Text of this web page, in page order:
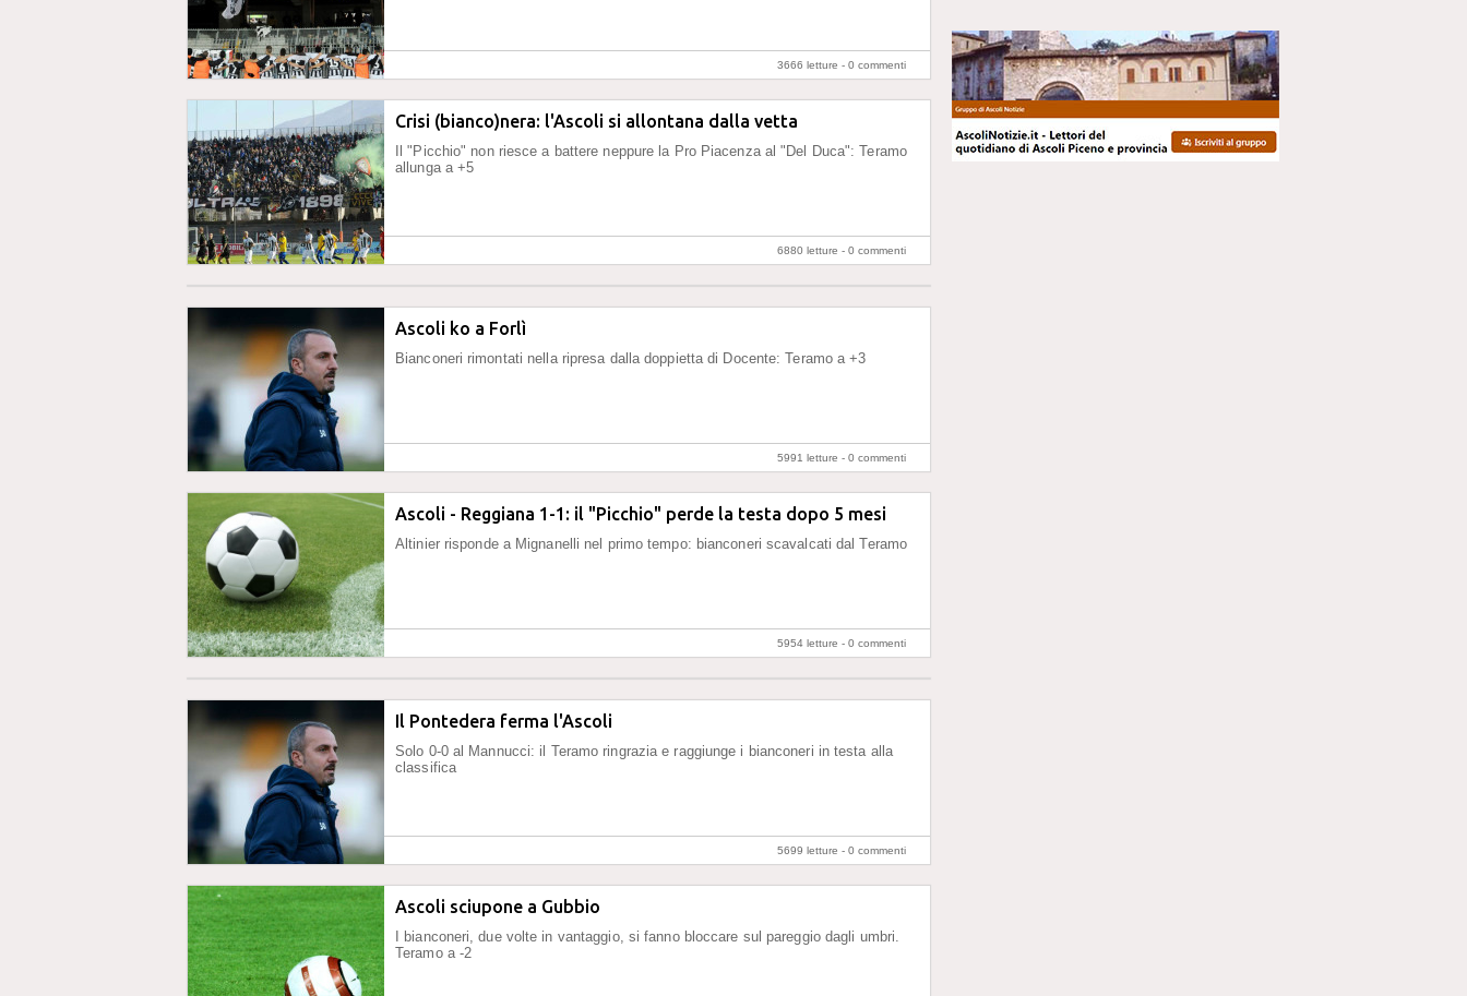
3666 letture - 0 commenti
Crisi (bianco)nera: l'Ascoli si allontana dalla vetta
Il "Picchio" non riesce a battere neppure la Pro Piacenza al "Del Duca": Teramo
allunga a +5
6880 letture - 0 commenti
Ascoli ko a Forlì
Bianconeri rimontati nella ripresa dalla doppietta di Docente: Teramo a +3
5991 letture - 0 commenti
Ascoli - Reggiana 1-1: il "Picchio" perde la testa dopo 5 mesi
Altinier risponde a Mignanelli nel primo tempo: bianconeri scavalcati dal Teramo
5954 letture - 0 commenti
Il Pontedera ferma l'Ascoli
Solo 0-0 al Mannucci: il Teramo ringrazia e raggiunge i bianconeri in testa alla
classifica
5699 letture - 0 commenti
Ascoli sciupone a Gubbio
I bianconeri, due volte in vantaggio, si fanno bloccare sul pareggio dagli umbri.
Teramo a -2